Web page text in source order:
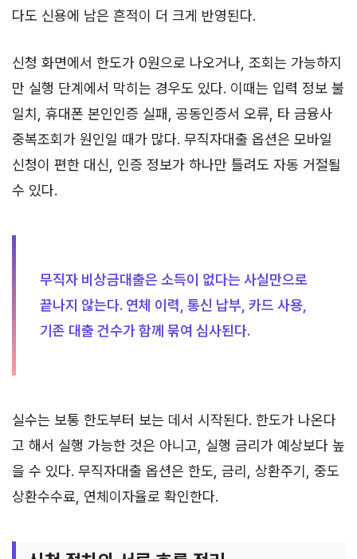
다도 신용에 남은 흔적이 더 크게 반영된다.
신청 화면에서 한도가 0원으로 나오거나, 조회는 가능하지
만 실행 단계에서 막히는 경우도 있다. 이때는 입력 정보 불
일치, 휴대폰 본인인증 실패, 공동인증서 오류, 타 금융사
중복조회가 원인일 때가 많다. 무직자대출 옵션은 모바일
신청이 편한 대신, 인증 정보가 하나만 틀려도 자동 거절될
수 있다.
무직자 비상금대출은 소득이 없다는 사실만으로
끝나지 않는다. 연체 이력, 통신 납부, 카드 사용,
기존 대출 건수가 함께 묶여 심사된다.
실수는 보통 한도부터 보는 데서 시작된다. 한도가 나온다
고 해서 실행 가능한 것은 아니고, 실행 금리가 예상보다 높
을 수 있다. 무직자대출 옵션은 한도, 금리, 상환주기, 중도
상환수수료, 연체이자율로 확인한다.